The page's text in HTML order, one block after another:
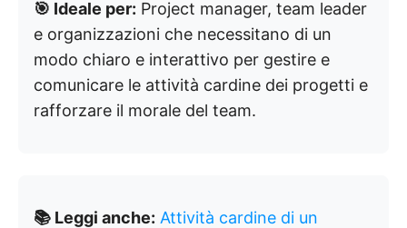
🎯 Ideale per: Project manager, team leader
e organizzazioni che necessitano di un
modo chiaro e interattivo per gestire e
comunicare le attività cardine dei progetti e
rafforzare il morale del team.
📚 Leggi anche: Attività cardine di un